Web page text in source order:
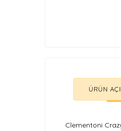
ÜRÜN
Clementoni